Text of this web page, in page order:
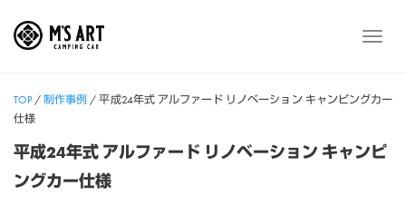
メ
ー
TOP/制作事例 /平成24年式 アルファード リノベーション キャンピングカー
仕様
平成24年式 アルファード リノベーション キャンピ
ングカー仕様